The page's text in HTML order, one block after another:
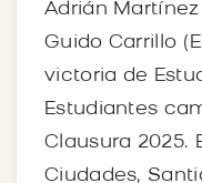
Adrián Martínez
Guido Carrillo
victoria de
Estudiantes
Clausura 2025.
Ciudades,